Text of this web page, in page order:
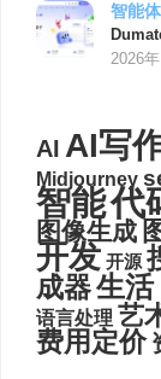
智能体
2026
AI AI写
Midjourney
智能代
图像生成
开发 开源
成器生活
语言处理 艺
费用定价